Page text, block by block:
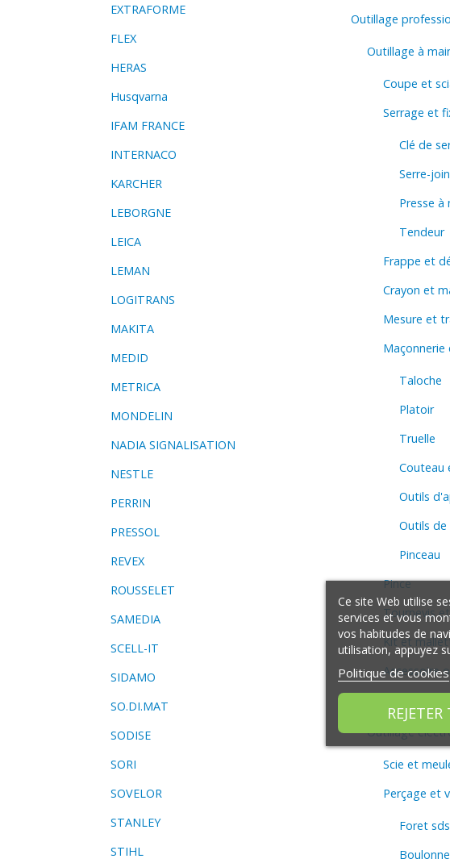
EXTRAFORME
FLEX
HERAS
Husqvarna
IFAM FRANCE
INTERNACO
KARCHER
LEBORGNE
LEICA
LEMAN
LOGITRANS
MAKITA
MEDID
METRICA
MONDELIN
NADIA SIGNALISATION
NESTLE
PERRIN
PRESSOL
REVEX
ROUSSELET
SAMEDIA
SCELL-IT
SIDAMO
SO.DI.MAT
SODISE
SORI
SOVELOR
STANLEY
STIHL
Outillage
Outillage à
Coupe et
Serrage et
Clé de
Serre-
Presse à
Tendeur
Frappe et
Crayon et
Mesure et
Taloche
Platoir
Truelle
Couteau
Outils
Outils
Pinceau
Pince
Tournevis
Kit et
Accessoire
Outillage
Scie et
Perçage et
Foret sds
Ce site Web utilise
services et vous
vos habitudes de
utilisation, appuyez
Politique de cookies